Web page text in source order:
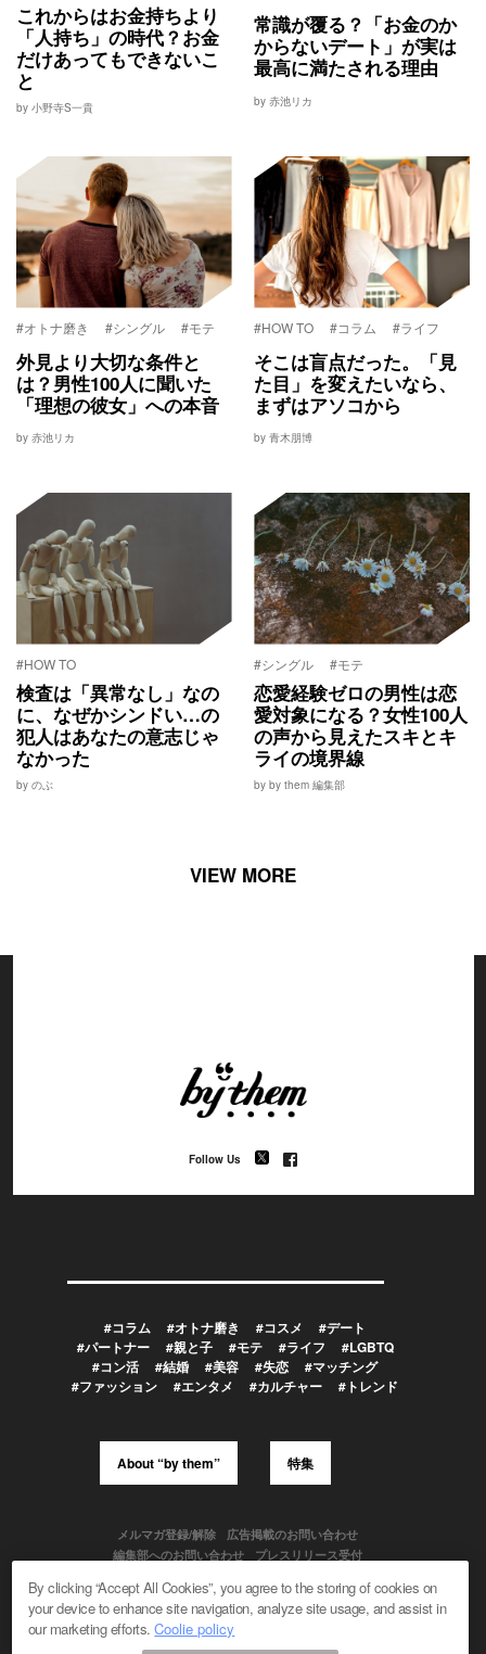
これからはお金持ちより
「人持ち」の時代？お金
だけあってもできないこ
と
by 小野寺S一貴
常識が覆る？「お金のか
からないデート」が実は
最高に満たされる理由
by 赤池リカ
#オトナ磨き #シングル #モテ
外見より大切な条件と
は？男性100人に聞いた
「理想の彼女」への本音
by 赤池リカ
#HOW TO #コラム #ライフ
そこは盲点だった。「見
た目」を変えたいなら、
まずはアソコから
by 青木朋博
#HOW TO
検査は「異常なし」なの
に、なぜかシンドい…の
犯人はあなたの意志じゃ
なかった
by のぶ
#シングル #モテ
恋愛経験ゼロの男性は恋
愛対象になる？女性100人
の声から見えたスキとキ
ライの境界線
by by them 編集部
VIEW MORE
Follow Us
#コラム #オトナ磨き #コスメ
#デート
#パートナー
#親と子 #モテ #ライフ
#LGBTQ
#コン活
#結婚 #美容 #失恋
#マッチング
#ファッション
#エンタメ #カルチャー #トレンド
About “by them” 特集
メルマガ登録/解除
広告掲載のお問い合わせ
編集部へのお問い合わせ
プレスリリース受付
By clicking “Accept All Cookies”, you agree to the storing of cookies on
your device to enhance site navigation, analyze site usage, and assist in
our marketing efforts.Coolie policy